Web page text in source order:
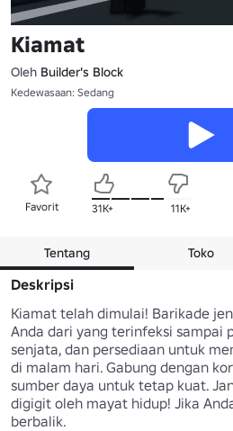
Kiamat
Oleh Builder's Block
Kedewasaan: Sedang
Favorit 31K+ 11K+
Tentang Toko
Deskripsi
Kiamat telah dimulai! Barikade
Anda dari yang terinfeksi sampai
senjata, dan persediaan untuk
di malam hari. Gabung dengan
sumber daya untuk tetap kuat.
digigit oleh mayat hidup! Jika
berbalik.